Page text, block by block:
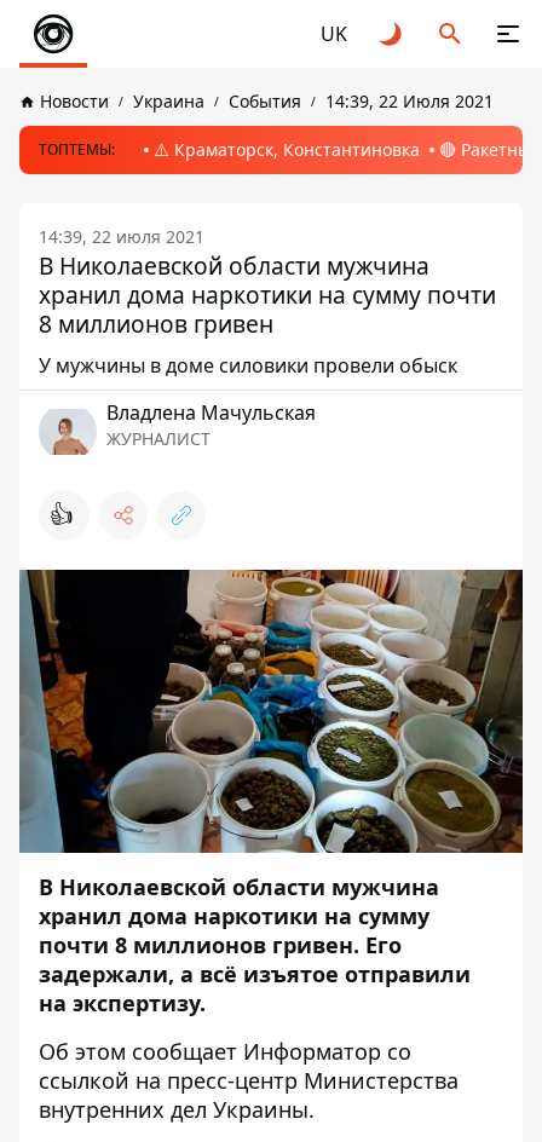
UK
Новости Украина События 14:39, 22 Июля 2021
ТОПТЕМЫ: ⚠️ Краматорск, Константиновка 🔴
14:39, 22 июля 2021
В Николаевской области мужчина
хранил дома наркотики на сумму почти
8 миллионов гривен
У мужчины в доме силовики провели обыск
Владлена Мачульская
ЖУРНАЛИСТ
👍
В Николаевской области мужчина
хранил дома наркотики на сумму
почти 8 миллионов гривен. Его
задержали, а всё изъятое отправили
на экспертизу.
Об этом сообщает Информатор со
ссылкой на пресс-центр Министерства
внутренних дел Украины.